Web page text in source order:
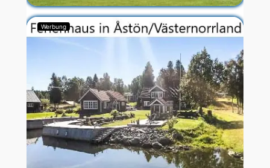
Werbung